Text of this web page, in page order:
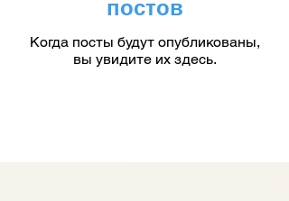
постов
Когда посты будут опубликованы,
вы увидите их здесь.